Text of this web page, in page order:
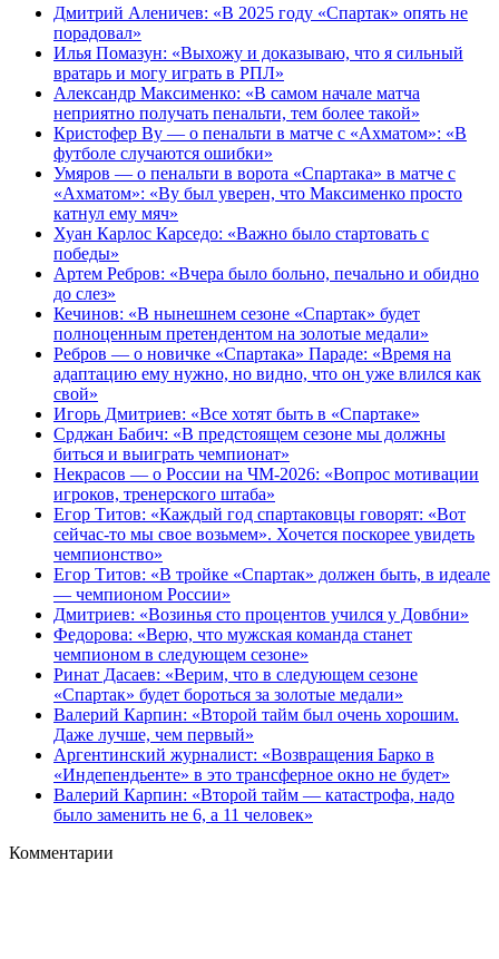
Дмитрий Аленичев: «В 2025 году «Спартак» опять не
порадовал»
Илья Помазун: «Выхожу и доказываю, что я сильный
вратарь и могу играть в РПЛ»
Александр Максименко: «В самом начале матча
неприятно получать пенальти, тем более такой»
Кристофер Ву — о пенальти в матче с «Ахматом»: «В
футболе случаются ошибки»
Умяров — о пенальти в ворота «Спартака» в матче с
«Ахматом»: «Ву был уверен, что Максименко просто
катнул ему мяч»
Хуан Карлос Карседо: «Важно было стартовать с
победы»
Артем Ребров: «Вчера было больно, печально и обидно
до слез»
Кечинов: «В нынешнем сезоне «Спартак» будет
полноценным претендентом на золотые медали»
Ребров — о новичке «Спартака» Параде: «Время на
адаптацию ему нужно, но видно, что он уже влился как
свой»
Игорь Дмитриев: «Все хотят быть в «Спартаке»
Срджан Бабич: «В предстоящем сезоне мы должны
биться и выиграть чемпионат»
Некрасов — о России на ЧМ-2026: «Вопрос мотивации
игроков, тренерского штаба»
Егор Титов: «Каждый год спартаковцы говорят: «Вот
сейчас‑то мы свое возьмем». Хочется поскорее увидеть
чемпионство»
Егор Титов: «В тройке «Спартак» должен быть, в идеале
— чемпионом России»
Дмитриев: «Возинья сто процентов учился у Довбни»
Федорова: «Верю, что мужская команда станет
чемпионом в следующем сезоне»
Ринат Дасаев: «Верим, что в следующем сезоне
«Спартак» будет бороться за золотые медали»
Валерий Карпин: «Второй тайм был очень хорошим.
Даже лучше, чем первый»
Аргентинский журналист: «Возвращения Барко в
«Индепендьенте» в это трансферное окно не будет»
Валерий Карпин: «Второй тайм — катастрофа, надо
было заменить не 6, а 11 человек»
Комментарии